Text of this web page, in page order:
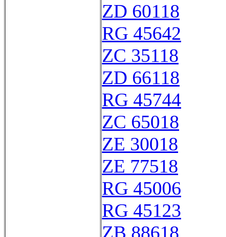
ZD 60118
RG 45642
ZC 35118
ZD 66118
RG 45744
ZC 65018
ZE 30018
ZE 77518
RG 45006
RG 45123
ZB 88618